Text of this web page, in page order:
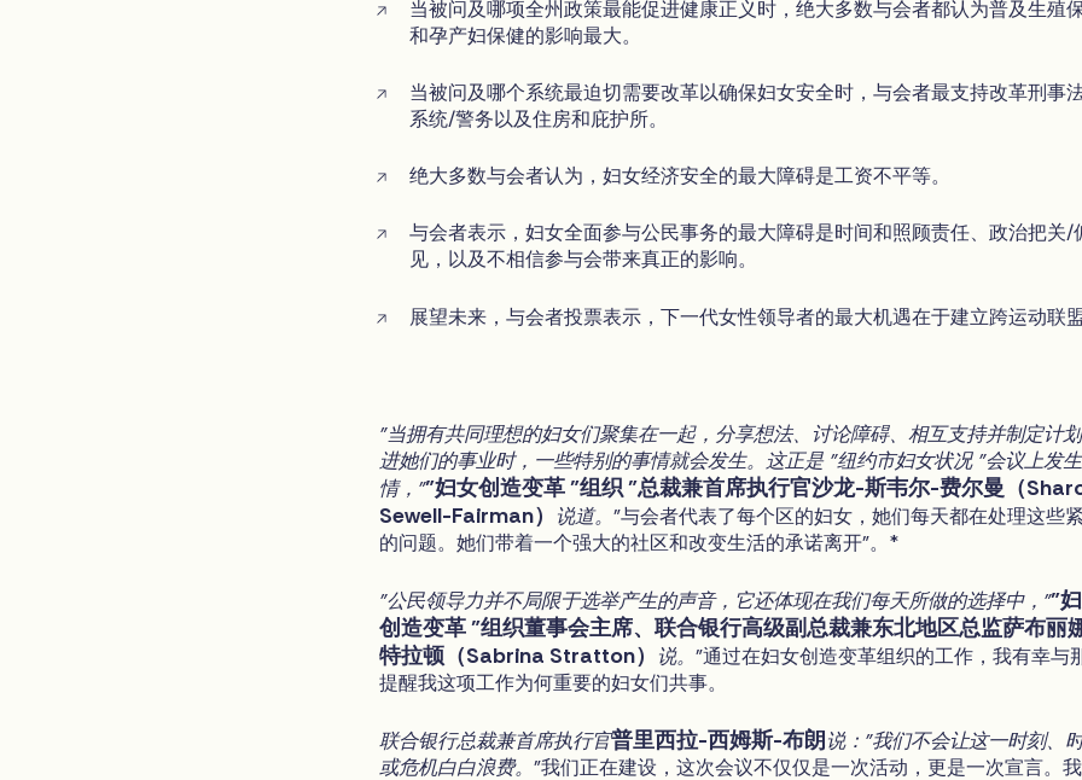
当被问及哪项全州政策最能促进健康正义时，绝大多数与会者都认为普及生殖
和孕产妇保健的影响最大。
当被问及哪个系统最迫切需要改革以确保妇女安全时，与会者最支持改革刑事
系统/警务以及住房和庇护所。
绝大多数与会者认为，妇女经济安全的最大障碍是工资不平等。
与会者表示，妇女全面参与公民事务的最大障碍是时间和照顾责任、政治把关/
见，以及不相信参与会带来真正的影响。
展望未来，与会者投票表示，下一代女性领导者的最大机遇在于建立跨运动联
"当拥有共同理想的妇女们聚集在一起，分享想法、讨论障碍、相互支持并制定计
进她们的事业时，一些特别的事情就会发生。这正是 "纽约市妇女状况 "会议上发
情，""妇女创造变革 "组织 "总裁兼首席执行官沙龙-斯韦尔-费尔曼（
Sewell-Fairman）
说道。 "与会者代表了每个区的妇女，她们每天都在处理这些
的问题。她们带着一个强大的社区和改变生活的承诺离开"。*
"公民领导力并不局限于选举产生的声音，它还体现在我们每天所做的选择中，""
创造变革 "组织董事会主席、联合银行高级副总裁兼东北地区总监萨布丽
特拉顿（Sabrina Stratton）
说。 "通过在妇女创造变革组织的工作，我有幸与
提醒我这项工作为何重要的妇女们共事。
联合银行总裁兼首席执行官普里西拉-西姆斯-布朗 说："我们不会让这一时刻、
或危机白白浪费。 "我们正在建设，这次会议不仅仅是一次活动，更是一次宣言。